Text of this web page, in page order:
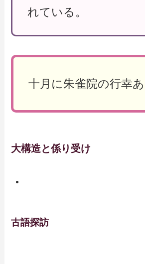
れている。
十月に朱雀院の行幸
大構造と係り受け
古語探訪